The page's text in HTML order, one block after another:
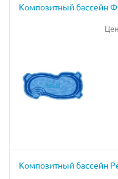
Композитный бассейн
Композитный бассейн